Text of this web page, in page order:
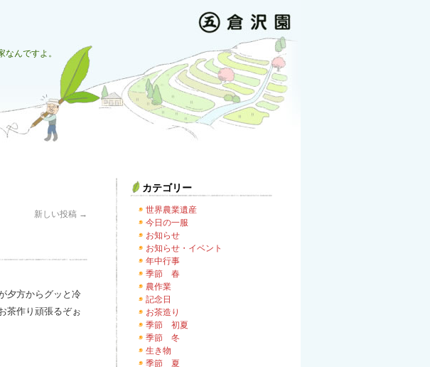
んですよ。
新しい投稿 →
夕方からグッと冷
茶作り頑張るぞぉ
カテゴリー
世界農業遺産
今日の一服
お知らせ
お知らせ・イベント
年中行事
季節 春
農作業
記念日
お茶造り
季節 初夏
季節 冬
生き物
季節 夏